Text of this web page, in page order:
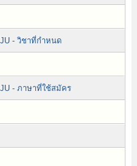
- วิชาที่กำหนด
- ภาษาที่ใช้สมัคร